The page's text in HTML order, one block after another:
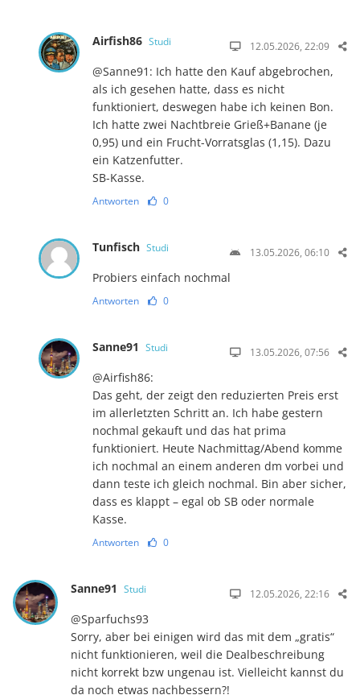
Airfish86 Studi 12.05.2026, 22:09
@Sanne91: Ich hatte den Kauf abgebrochen,
als ich gesehen hatte, dass es nicht
funktioniert, deswegen habe ich keinen Bon.
Ich hatte zwei Nachtbreie Grieß+Banane (je
0,95) und ein Frucht-Vorratsglas (1,15). Dazu
ein Katzenfutter.
SB-Kasse.
Antworten 0
Tunfisch Studi 13.05.2026, 06:10
Probiers einfach nochmal
Antworten 0
Sanne91 Studi 13.05.2026, 07:56
@Airfish86:
Das geht, der zeigt den reduzierten Preis erst
im allerletzten Schritt an. Ich habe gestern
nochmal gekauft und das hat prima
funktioniert. Heute Nachmittag/Abend komme
ich nochmal an einem anderen dm vorbei und
dann teste ich gleich nochmal. Bin aber sicher,
dass es klappt – egal ob SB oder normale
Kasse.
Antworten 0
Sanne91 Studi 12.05.2026, 22:16
@Sparfuchs93
Sorry, aber bei einigen wird das mit dem „gratis“
nicht funktionieren, weil die Dealbeschreibung
nicht korrekt bzw ungenau ist. Vielleicht kannst du
da noch etwas nachbessern?!